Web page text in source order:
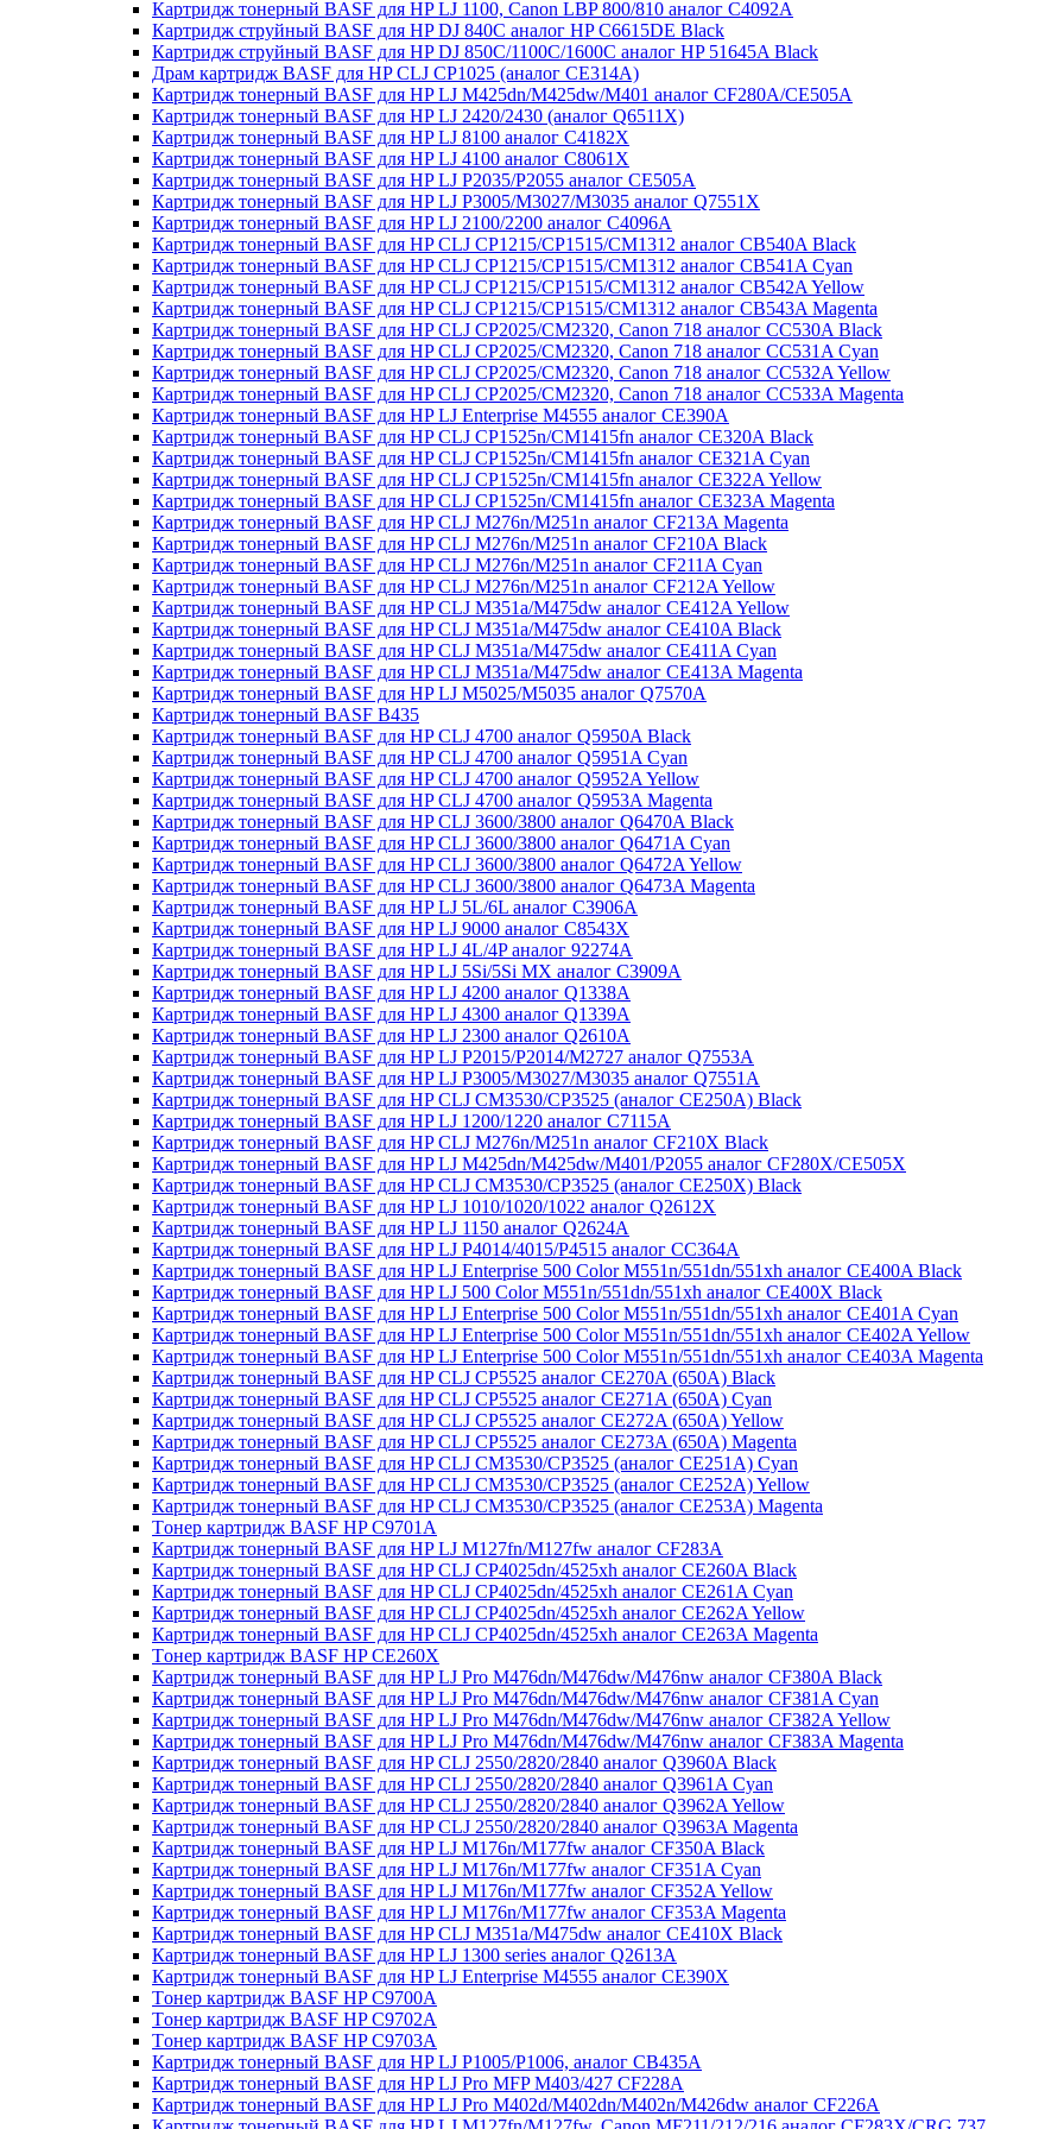
Картридж тонерный BASF для HP LJ 1100, Canon LBP 800/810 аналог C4092A
Картридж струйный BASF для HP DJ 840C аналог HP C6615DE Black
Картридж струйный BASF для HP DJ 850C/1100C/1600C аналог HP 51645A Black
Драм картридж BASF для HP CLJ CP1025 (аналог CE314A)
Картридж тонерный BASF для HP LJ M425dn/M425dw/M401 аналог CF280A/CE505A
Картридж тонерный BASF для HP LJ 2420/2430 (аналог Q6511X)
Картридж тонерный BASF для HP LJ 8100 аналог C4182X
Картридж тонерный BASF для HP LJ 4100 аналог C8061X
Картридж тонерный BASF для HP LJ P2035/P2055 аналог CE505A
Картридж тонерный BASF для HP LJ P3005/M3027/M3035 аналог Q7551X
Картридж тонерный BASF для HP LJ 2100/2200 аналог C4096A
Картридж тонерный BASF для HP CLJ CP1215/CP1515/CM1312 аналог CB540A Black
Картридж тонерный BASF для HP CLJ CP1215/CP1515/CM1312 аналог CB541A Cyan
Картридж тонерный BASF для HP CLJ CP1215/CP1515/CM1312 аналог CB542A Yellow
Картридж тонерный BASF для HP CLJ CP1215/CP1515/CM1312 аналог CB543A Magenta
Картридж тонерный BASF для HP CLJ CP2025/CM2320, Canon 718 аналог CC530A Black
Картридж тонерный BASF для HP CLJ CP2025/CM2320, Canon 718 аналог CC531A Cyan
Картридж тонерный BASF для HP CLJ CP2025/CM2320, Canon 718 аналог CC532A Yellow
Картридж тонерный BASF для HP CLJ CP2025/CM2320, Canon 718 аналог CC533A Magenta
Картридж тонерный BASF для HP LJ Enterprise M4555 аналог CE390A
Картридж тонерный BASF для HP CLJ CP1525n/CM1415fn аналог CE320A Black
Картридж тонерный BASF для HP CLJ CP1525n/CM1415fn аналог CE321A Cyan
Картридж тонерный BASF для HP CLJ CP1525n/CM1415fn аналог CE322A Yellow
Картридж тонерный BASF для HP CLJ CP1525n/CM1415fn аналог CE323A Magenta
Картридж тонерный BASF для HP CLJ M276n/M251n аналог CF213A Magenta
Картридж тонерный BASF для HP CLJ M276n/M251n аналог CF210A Black
Картридж тонерный BASF для HP CLJ M276n/M251n аналог CF211A Cyan
Картридж тонерный BASF для HP CLJ M276n/M251n аналог CF212A Yellow
Картридж тонерный BASF для HP CLJ M351a/M475dw аналог CE412A Yellow
Картридж тонерный BASF для HP CLJ M351a/M475dw аналог CE410A Black
Картридж тонерный BASF для HP CLJ M351a/M475dw аналог CE411A Cyan
Картридж тонерный BASF для HP CLJ M351a/M475dw аналог CE413A Magenta
Картридж тонерный BASF для HP LJ M5025/M5035 аналог Q7570A
Картридж тонерный BASF B435
Картридж тонерный BASF для HP CLJ 4700 аналог Q5950A Black
Картридж тонерный BASF для HP CLJ 4700 аналог Q5951A Cyan
Картридж тонерный BASF для HP CLJ 4700 аналог Q5952A Yellow
Картридж тонерный BASF для HP CLJ 4700 аналог Q5953A Magenta
Картридж тонерный BASF для HP CLJ 3600/3800 аналог Q6470A Black
Картридж тонерный BASF для HP CLJ 3600/3800 аналог Q6471A Cyan
Картридж тонерный BASF для HP CLJ 3600/3800 аналог Q6472A Yellow
Картридж тонерный BASF для HP CLJ 3600/3800 аналог Q6473A Magenta
Картридж тонерный BASF для HP LJ 5L/6L аналог C3906A
Картридж тонерный BASF для HP LJ 9000 аналог C8543X
Картридж тонерный BASF для HP LJ 4L/4P аналог 92274A
Картридж тонерный BASF для HP LJ 5Si/5Si MX аналог C3909A
Картридж тонерный BASF для HP LJ 4200 аналог Q1338A
Картридж тонерный BASF для HP LJ 4300 аналог Q1339A
Картридж тонерный BASF для HP LJ 2300 аналог Q2610A
Картридж тонерный BASF для HP LJ P2015/P2014/M2727 аналог Q7553A
Картридж тонерный BASF для HP LJ P3005/M3027/M3035 аналог Q7551A
Картридж тонерный BASF для HP CLJ CM3530/CP3525 (аналог CE250A) Black
Картридж тонерный BASF для HP LJ 1200/1220 аналог C7115A
Картридж тонерный BASF для HP CLJ M276n/M251n аналог CF210X Black
Картридж тонерный BASF для HP LJ M425dn/M425dw/M401/P2055 аналог CF280X/CE505X
Картридж тонерный BASF для HP CLJ CM3530/CP3525 (аналог CE250X) Black
Картридж тонерный BASF для HP LJ 1010/1020/1022 аналог Q2612X
Картридж тонерный BASF для HP LJ 1150 аналог Q2624A
Картридж тонерный BASF для HP LJ P4014/4015/P4515 аналог CC364A
Картридж тонерный BASF для HP LJ Enterprise 500 Color M551n/551dn/551xh аналог CE400A Black
Картридж тонерный BASF для HP LJ 500 Color M551n/551dn/551xh аналог CE400X Black
Картридж тонерный BASF для HP LJ Enterprise 500 Color M551n/551dn/551xh аналог CE401A Cyan
Картридж тонерный BASF для HP LJ Enterprise 500 Color M551n/551dn/551xh аналог CE402A Yellow
Картридж тонерный BASF для HP LJ Enterprise 500 Color M551n/551dn/551xh аналог CE403A Magenta
Картридж тонерный BASF для HP CLJ CP5525 аналог CE270A (650A) Black
Картридж тонерный BASF для HP CLJ CP5525 аналог CE271A (650A) Cyan
Картридж тонерный BASF для HP CLJ CP5525 аналог CE272A (650A) Yellow
Картридж тонерный BASF для HP CLJ CP5525 аналог CE273A (650A) Magenta
Картридж тонерный BASF для HP CLJ CM3530/CP3525 (аналог CE251A) Cyan
Картридж тонерный BASF для HP CLJ CM3530/CP3525 (аналог CE252A) Yellow
Картридж тонерный BASF для HP CLJ CM3530/CP3525 (аналог CE253A) Magenta
Tонер картридж BASF HP C9701A
Картридж тонерный BASF для HP LJ M127fn/M127fw аналог CF283A
Картридж тонерный BASF для HP CLJ CP4025dn/4525xh аналог CE260A Black
Картридж тонерный BASF для HP CLJ CP4025dn/4525xh аналог CE261A Cyan
Картридж тонерный BASF для HP CLJ CP4025dn/4525xh аналог CE262A Yellow
Картридж тонерный BASF для HP CLJ CP4025dn/4525xh аналог CE263A Magenta
Tонер картридж BASF HP CE260X
Картридж тонерный BASF для HP LJ Pro M476dn/M476dw/M476nw аналог CF380A Black
Картридж тонерный BASF для HP LJ Pro M476dn/M476dw/M476nw аналог CF381A Cyan
Картридж тонерный BASF для HP LJ Pro M476dn/M476dw/M476nw аналог CF382A Yellow
Картридж тонерный BASF для HP LJ Pro M476dn/M476dw/M476nw аналог CF383A Magenta
Картридж тонерный BASF для HP CLJ 2550/2820/2840 аналог Q3960A Black
Картридж тонерный BASF для HP CLJ 2550/2820/2840 аналог Q3961A Cyan
Картридж тонерный BASF для HP CLJ 2550/2820/2840 аналог Q3962A Yellow
Картридж тонерный BASF для HP CLJ 2550/2820/2840 аналог Q3963A Magenta
Картридж тонерный BASF для HP LJ M176n/M177fw аналог CF350A Black
Картридж тонерный BASF для HP LJ M176n/M177fw аналог CF351A Cyan
Картридж тонерный BASF для HP LJ M176n/M177fw аналог CF352A Yellow
Картридж тонерный BASF для HP LJ M176n/M177fw аналог CF353A Magenta
Картридж тонерный BASF для HP CLJ M351a/M475dw аналог CE410X Black
Картридж тонерный BASF для HP LJ 1300 series аналог Q2613A
Картридж тонерный BASF для HP LJ Enterprise M4555 аналог CE390X
Tонер картридж BASF HP C9700A
Tонер картридж BASF HP C9702A
Tонер картридж BASF HP C9703A
Картридж тонерный BASF для HP LJ P1005/P1006, аналог CB435A
Картридж тонерный BASF для HP LJ Pro MFP M403/427 CF228A
Картридж тонерный BASF для HP LJ Pro M402d/M402dn/M402n/M426dw аналог CF226A